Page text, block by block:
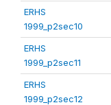
ERHS
1999_p2sec10
ERHS
1999_p2sec11
ERHS
1999_p2sec12